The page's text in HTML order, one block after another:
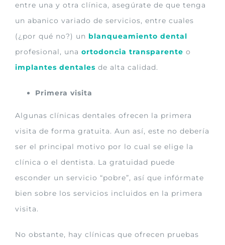
entre una y otra clínica, asegúrate de que tenga
un abanico variado de servicios, entre cuales
(¿por qué no?) un blanqueamiento dental
profesional, una ortodoncia transparente o
implantes dentales de alta calidad.
Primera visita
Algunas clínicas dentales ofrecen la primera
visita de forma gratuita. Aun así, este no debería
ser el principal motivo por lo cual se elige la
clínica o el dentista. La gratuidad puede
esconder un servicio “pobre”, así que infórmate
bien sobre los servicios incluidos en la primera
visita.
No obstante, hay clínicas que ofrecen pruebas